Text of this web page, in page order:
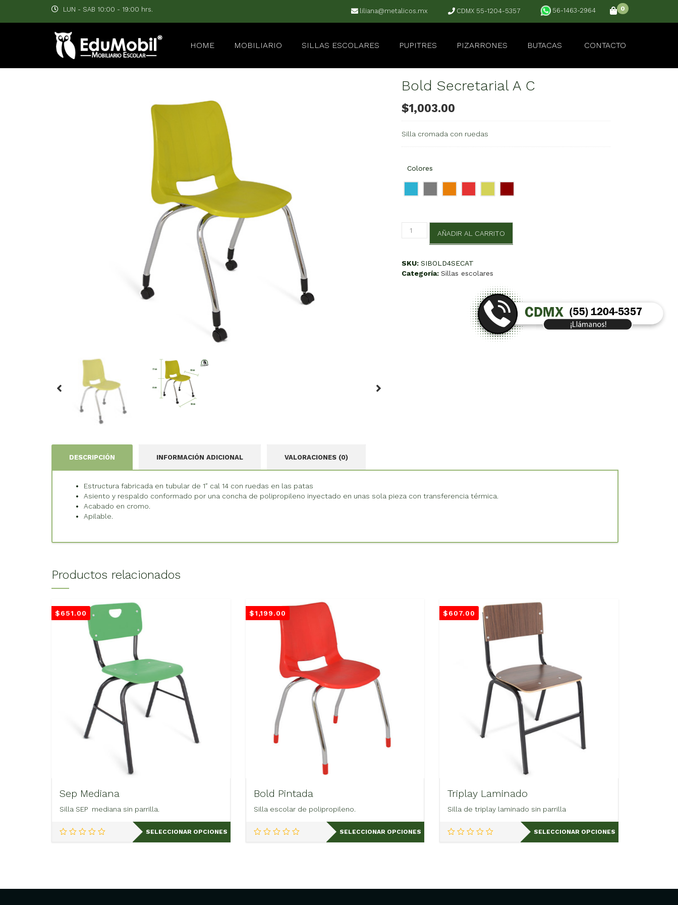
LUN - SAB 10:00 - 19:00 hrs. liliana@metalicos.mx CDMX 55-1204-5357 56-1463-2964 0
HOME MOBILIARIO SILLAS ESCOLARES PUPITRES PIZARRONES BUTACAS CONTACTO
Bold Secretarial A C
$1,003.00
Silla cromada con ruedas
Colores
Bold
Secretarial
cantidad
AÑADIR AL CARRITO
SKU:SIBOLD4SECAT
Categoría:Sillas escolares
DESCRIPCIÓN INFORMACIÓN ADICIONAL VALORACIONES (0)
Estructura fabricada en tubular de 1″ cal 14 con ruedas en las patas
Asiento y respaldo conformado por una concha de polipropileno inyectado en unas sola pieza con transferencia térmica.
Acabado en cromo.
Apilable.
Productos relacionados
$651.00
Sep Mediana
Silla SEP mediana sin parrilla.
SELECCIONAR OPCIONES
Este
producto
$1,199.00
Bold Pintada
Silla escolar de polipropileno.
SELECCIONAR OPCIONES
Este
producto
$607.00
Triplay Laminado
Silla de triplay laminado sin parrilla
SELECCIONAR OPCIONES
Este
producto